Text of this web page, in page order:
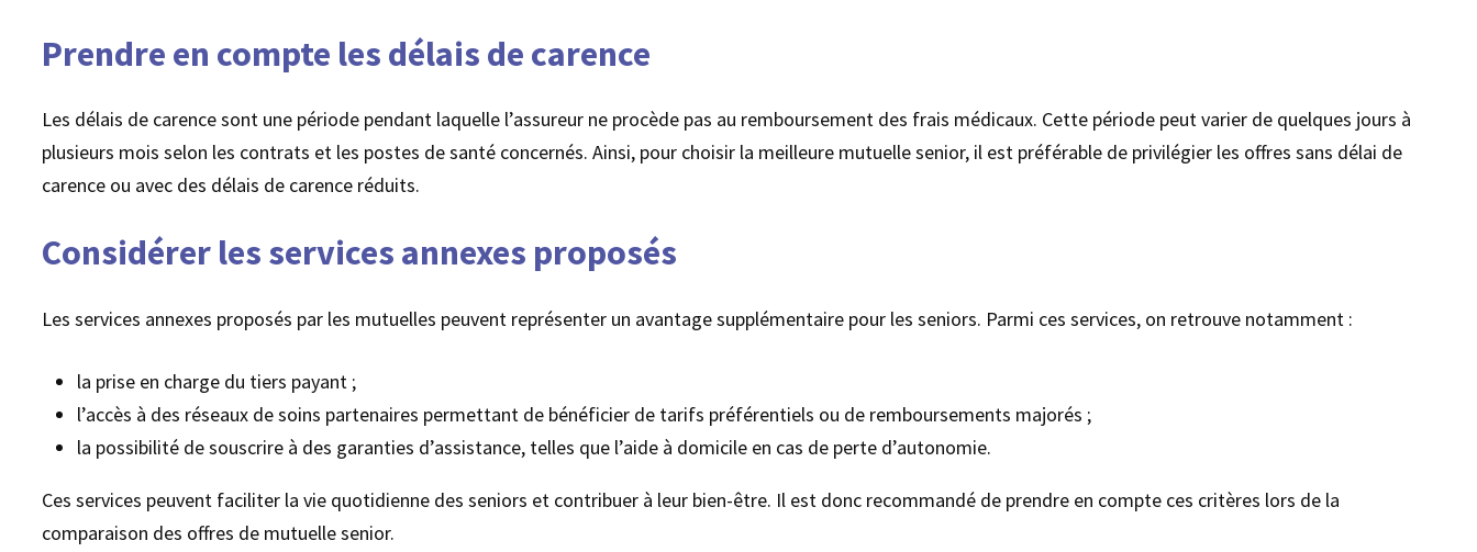
Prendre en compte les délais de carence
Les délais de carence sont une période pendant laquelle l’assureur ne procède pas au remboursement des frais médicaux. Cette période peut varier de quelques jours à
plusieurs mois selon les contrats et les postes de santé concernés. Ainsi, pour choisir la meilleure mutuelle senior, il est préférable de privilégier les offres sans délai de
carence ou avec des délais de carence réduits.
Considérer les services annexes proposés
Les services annexes proposés par les mutuelles peuvent représenter un avantage supplémentaire pour les seniors. Parmi ces services, on retrouve notamment :
la prise en charge du tiers payant ;
l’accès à des réseaux de soins partenaires permettant de bénéficier de tarifs préférentiels ou de remboursements majorés ;
la possibilité de souscrire à des garanties d’assistance, telles que l’aide à domicile en cas de perte d’autonomie.
Ces services peuvent faciliter la vie quotidienne des seniors et contribuer à leur bien-être. Il est donc recommandé de prendre en compte ces critères lors de la
comparaison des offres de mutuelle senior.